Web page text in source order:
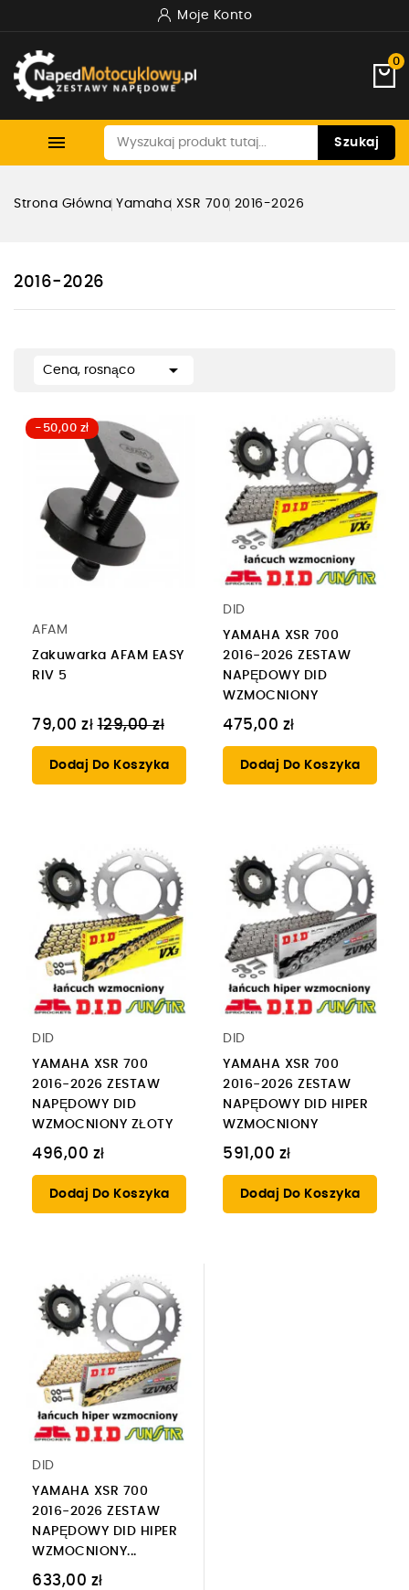
Moje Konto
0
 Szukaj
Strona Główna Yamaha XSR 700 2016-2026
2016-2026
Cena, rosnąco 
-50,00 zł
AFAM
Zakuwarka AFAM EASY
RIV 5
79,00 zł Cena
regularna
129,00 zł
Dodaj Do Koszyka
DID
YAMAHA XSR 700
2016-2026 ZESTAW
NAPĘDOWY DID
WZMOCNIONY
475,00 zł
Dodaj Do Koszyka
DID
YAMAHA XSR 700
2016-2026 ZESTAW
NAPĘDOWY DID
WZMOCNIONY ZŁOTY
496,00 zł
Dodaj Do Koszyka
DID
YAMAHA XSR 700
2016-2026 ZESTAW
NAPĘDOWY DID HIPER
WZMOCNIONY
591,00 zł
Dodaj Do Koszyka
DID
YAMAHA XSR 700
2016-2026 ZESTAW
NAPĘDOWY DID HIPER
WZMOCNIONY...
633,00 zł